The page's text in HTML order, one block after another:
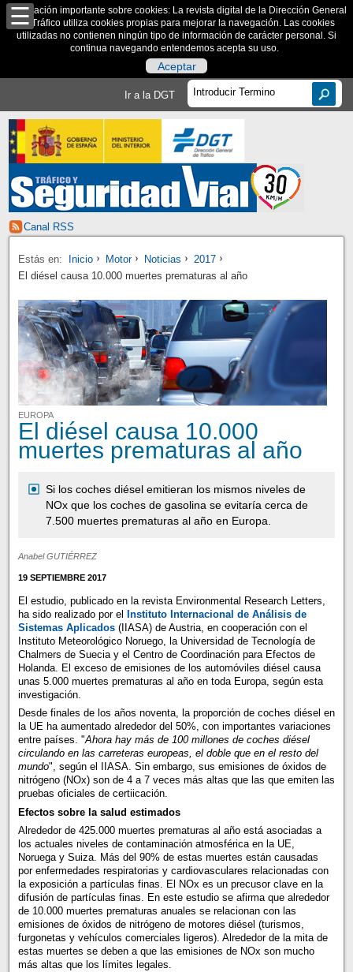
Información importante sobre cookies: La revista digital de la Dirección General
de Tráfico utiliza cookies propias para mejorar la navegación. Las cookies
utilizadas no contienen ningún tipo de información de carácter personal. Si
continua navegando entendemos acepta su uso.
Aceptar
Ir a la DGT
Canal RSS
Estás en: Inicio Motor Noticias
2017
El diésel causa 10.000 muertes prematuras al año
EUROPA
El diésel causa 10.000
muertes prematuras al año
Si los coches diésel emitieran los mismos niveles de
NOx que los coches de gasolina se evitaría cerca de
7.500 muertes prematuras al año en Europa.
Anabel GUTIÉRREZ
19 SEPTIEMBRE 2017
El estudio, publicado en la revista Environmental Research Letters,
ha sido realizado por el
Instituto Internacional de Análisis de
Sistemas Aplicados(IIASA) de Austria, en cooperación con el
Instituto Meteorológico Noruego, la Universidad de Tecnología de
Chalmers de Suecia y el Centro de Coordinación para Efectos de
Holanda. El exceso de emisiones de los automóviles diésel causa
unas 5.000 muertes prematuras al año en toda Europa, según esta
investigación.
Desde finales de los años noventa, la proporción de coches diésel en
la UE ha aumentado alrededor del 50%, con importantes variaciones
entre países. "Ahora hay más de 100 millones de coches diésel
circulando en las carreteras europeas, el doble que en el resto del
mundo", según el IIASA. Sin embargo, sus emisiones de óxidos de
nitrógeno (NOx) son de 4 a 7 veces más altas que las que emiten las
pruebas oficiales de certiicación.
Efectos sobre la salud estimados
Alrededor de 425.000 muertes prematuras al año está asociadas a
los actuales niveles de contaminación atmosférica en la UE,
Noruega y Suiza. Más del 90% de estas muertes están causadas
por enfermedades respiratorias y cardiovasculares relacionadas con
la exposición a partículas finas. El NOx es un precusor clave en la
difusión de partículas finas. En este estudio se afirma que alrededor
de 10.000 muertes prematuras anuales se relacionan con las
emisiones de óxidos de nitrógeno de motores diésel (turismos,
furgonetas y vehículos comerciales ligeros). Alrededor de la mita de
estas muertes se deben a que las emisiones de NOx son mucho
más altas que los límites legales.